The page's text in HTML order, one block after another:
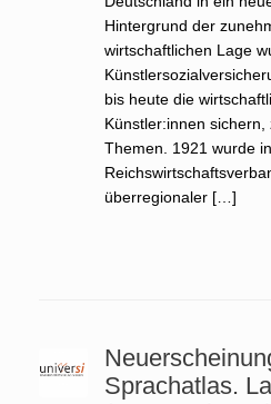
Hintergrund der
wirtschaftlichen Lage
bis heute die
Künstler:innen
Themen. 1921 wurde
überregionaler […]
Sprachatlas.